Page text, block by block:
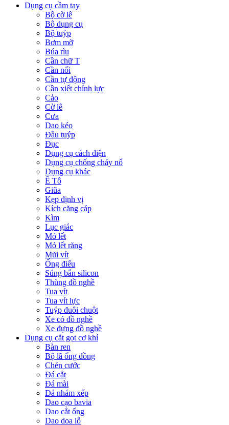
Dụng cụ cầm tay
Bộ cờ lê
Bộ dụng cụ
Bộ tuýp
Bơm mỡ
Búa rìu
Cần chữ T
Cần nối
Cần tự động
Cần xiết chỉnh lực
Cảo
Cờ lê
Cưa
Dao kéo
Đầu tuýp
Đục
Dụng cụ cách điện
Dụng cụ chống cháy nổ
Dụng cụ khác
Ê Tô
Giũa
Kẹp định vị
Kích căng cáp
Kìm
Lục giác
Mỏ lết
Mỏ lết răng
Mũi vít
Ống điếu
Súng bắn silicon
Thùng đồ nghề
Tua vít
Tua vít lực
Tuýp đuôi chuột
Xe có đồ nghề
Xe đựng đồ nghề
Dụng cụ cắt gọt cơ khí
Bàn ren
Bộ lã ống đồng
Chén cước
Đá cắt
Đá mài
Đá nhám xếp
Dao cạo bavia
Dao cắt ống
Dao doa lỗ